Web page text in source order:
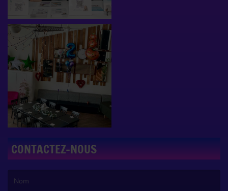
CONTACTEZ-NOUS